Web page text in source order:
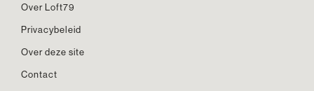
Over Loft79
Privacybeleid
Over deze site
Contact